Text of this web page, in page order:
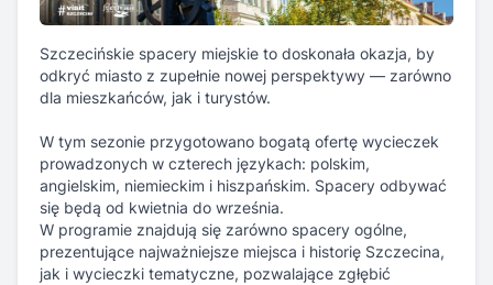
Szczecińskie spacery miejskie to doskonała okazja, by
odkryć miasto z zupełnie nowej perspektywy — zarówno
dla mieszkańców, jak i turystów.
W tym sezonie przygotowano bogatą ofertę wycieczek
prowadzonych w czterech językach: polskim,
angielskim, niemieckim i hiszpańskim. Spacery odbywać
się będą od kwietnia do września.
W programie znajdują się zarówno spacery ogólne,
prezentujące najważniejsze miejsca i historię Szczecina,
jak i wycieczki tematyczne, pozwalające zgłębić